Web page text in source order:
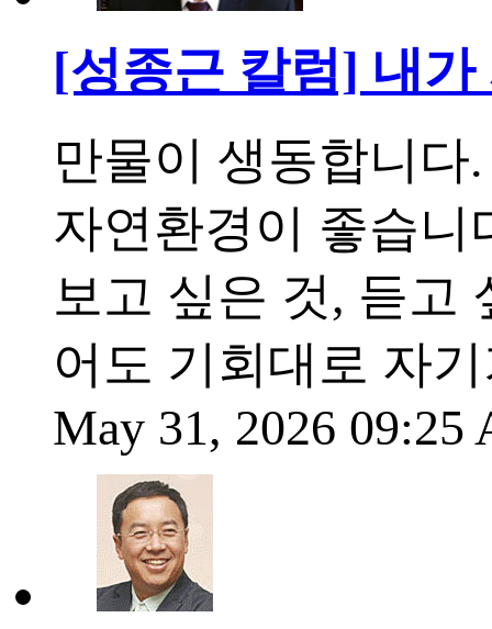
[성종근 칼럼] 내가
만물이 생동합니
자연환경이 좋습니
보고 싶은 것, 듣고
어도 기회대로 자
May 31, 2026 09:25